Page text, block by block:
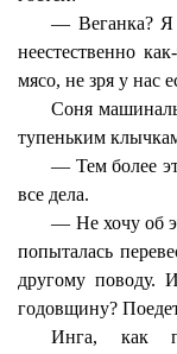
— Веганка? Я
неестественно
мясо, не зря у нас
Соня
тупеньким
— Тем более
все дела.
— Не хочу об
попыталась
другому поводу.
годовщину?
Инга, как